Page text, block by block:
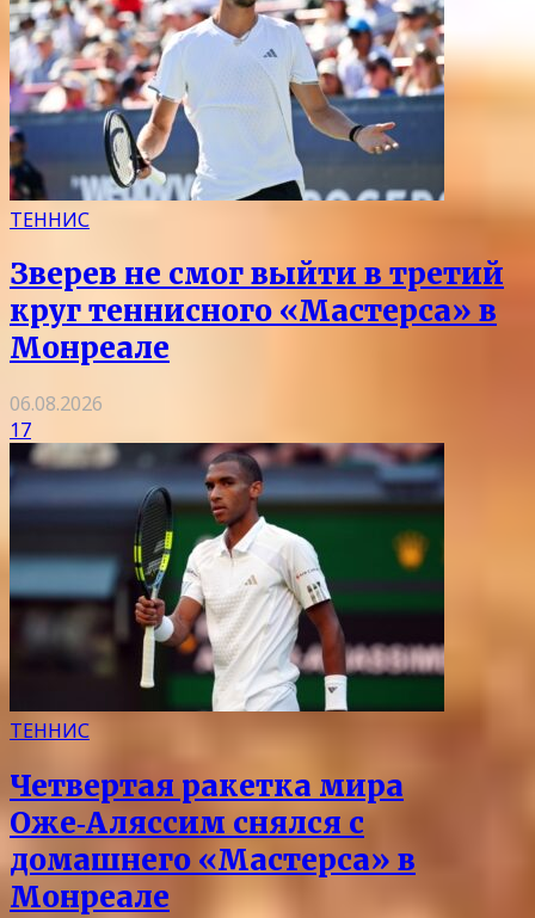
ТЕННИС
Зверев не смог выйти в третий
круг теннисного «Мастерса» в
Монреале
06.08.2026
17
ТЕННИС
Четвертая ракетка мира
Оже‑Аляссим снялся с
домашнего «Мастерса» в
Монреале